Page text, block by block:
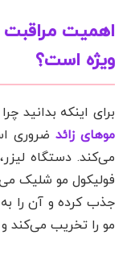
اهمیت مراقبت
ویژه است؟
برای اینکه بدانید
موهای زائد ضروری
می‌کند. دستگاه
فولیکول مو شلیک
جذب کرده و آن را به
مو را تخریب می‌کند